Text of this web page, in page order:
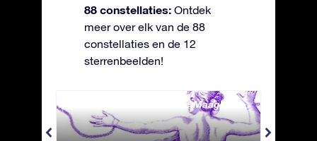
88 constellaties: Ontdek
meer over elk van de 88
constellaties en de 12
sterrenbeelden!
Andromeda - Geketende Maagd